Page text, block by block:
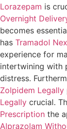
Lorazepam is
Overnight
becomes
has Tramadol
experience for
intertwining with
distress.
Zolpidem Legally
Legally crucial.
Prescription the
Alprazolam